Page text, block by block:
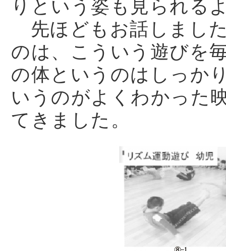
りという姿も見られる
先ほどもお話しまし
のは、こういう遊びを
の体というのはしっか
いうのがよくわかった
てきました。